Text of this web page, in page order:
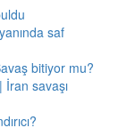
saf
bitiyor mu?
İran savaşı